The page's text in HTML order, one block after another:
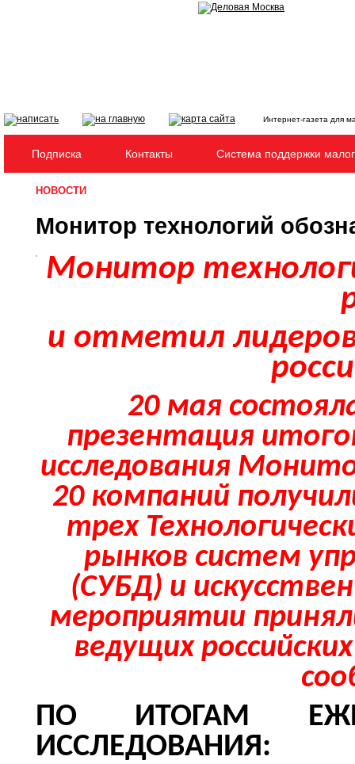
Интернет-газета для
Подписка Контакты Система поддержки
НОВОСТИ
Монитор технологий
Монитор
и отметил
20 мая
презентация
исследования
20 компаний
трех
рынков систем
(СУБД) и
мероприятии
ведущих
ПО ИТОГАМ
ИССЛЕДОВАНИЯ: